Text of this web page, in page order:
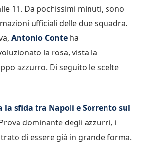
11. Da pochissimi minuti, sono
ufficiali delle due squadra.
Antonio Conte ha
la rosa, vista la
azzurro. Di seguito le scelte
la sfida tra Napoli e Sorrento sul
dominante degli azzurri, i
di essere già in grande forma.